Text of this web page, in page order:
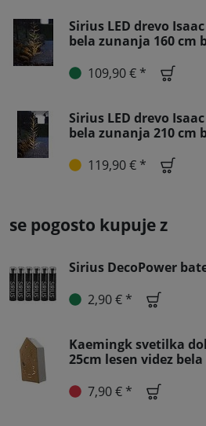
Sirius LED drevo
bela zunanja 160 cm
109,90 € *
Sirius LED drevo
bela zunanja 210 cm
119,90 € *
se pogosto kupuje z
Sirius DecoPower
2,90 € *
Kaemingk svetilka
25cm lesen videz bela
7,90 € *